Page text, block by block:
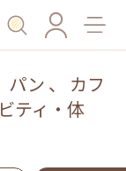
パン 、 カフ
ティ・体